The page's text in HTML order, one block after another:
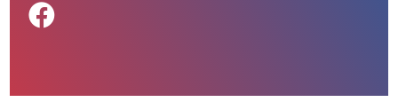
Podziel się na FB